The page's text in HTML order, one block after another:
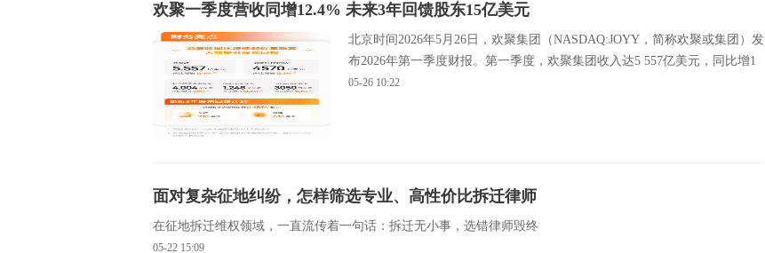
欢聚一季度营收同增12.4% 未来3年回馈股东15亿美元
北京时间2026年5月26日，欢聚集团（NASDAQ:JOYY，简称欢聚或集团）发
布2026年第一季度财报。第一季度，欢聚集团收入达5 557亿美元，同比增1
05-26 10:22
面对复杂征地纠纷，怎样筛选专业、高性价比拆迁律师
在征地拆迁维权领域，一直流传着一句话：拆迁无小事，选错律师毁终
05-22 15:09